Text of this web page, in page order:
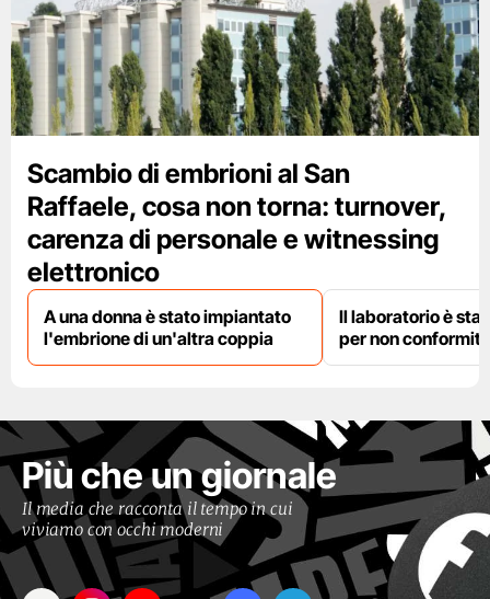
Scambio di embrioni al San
Raffaele, cosa non torna: turnover,
carenza di personale e witnessing
elettronico
A una donna è stato impiantato
l'embrione di un'altra coppia
Il laboratorio è
per non
Più che un giornale
Il media che racconta il tempo in cui
viviamo con occhi moderni